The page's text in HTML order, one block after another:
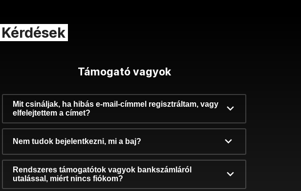
Támogató vagyok
Mit csináljak, ha hibás e-mail-címmel regisztráltam, vagy
elfelejtettem a címet?
Nem tudok bejelentkezni, mi a baj?
Rendszeres támogatótok vagyok bankszámláról
utalással, miért nincs fiókom?